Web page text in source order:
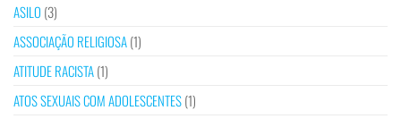
ASILO (3)
ASSOCIAÇÃO RELIGIOSA(1)
ATITUDE RACISTA(1)
ATOS SEXUAIS COM ADOLESCENTES(1)